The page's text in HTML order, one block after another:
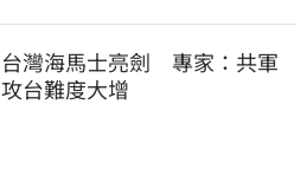
台灣海馬士亮劍　專家：共軍
攻台難度大增